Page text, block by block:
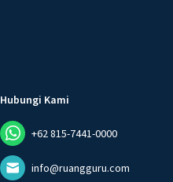
Hubungi Kami
+62 815-7441-0000
info@ruangguru.com